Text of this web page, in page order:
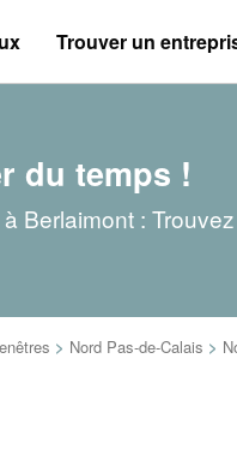
Trouver un
du temps !
Berlaimont :
> Nord Pas-de-Calais >